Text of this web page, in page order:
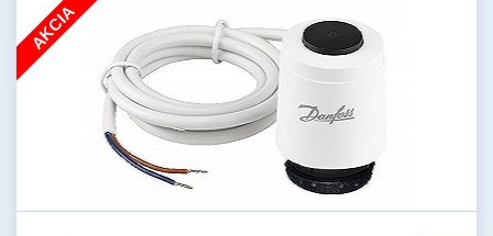
AKCIA